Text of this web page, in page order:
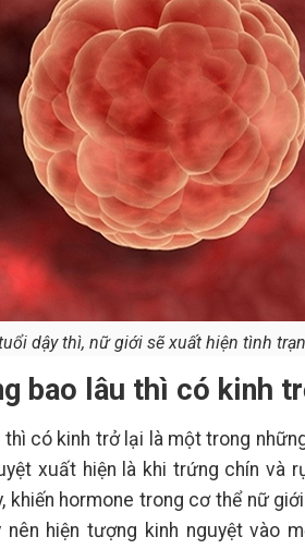
dậy thì, nữ giới sẽ xuất hiện tình
bao lâu thì có kinh
thì có kinh trở lại là một trong
xuất hiện là khi trứng chín và
khiến hormone trong cơ thể nữ
hiện tượng kinh nguyệt vào